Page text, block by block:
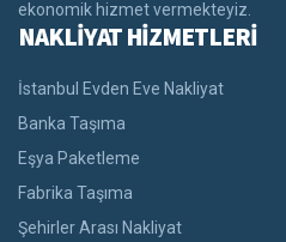
ekonomik hizmet vermekteyiz.
NAKLİYAT HİZMETLERİ
İstanbul Evden Eve Nakliyat
Banka Taşıma
Eşya Paketleme
Fabrika Taşıma
Şehirler Arası Nakliyat